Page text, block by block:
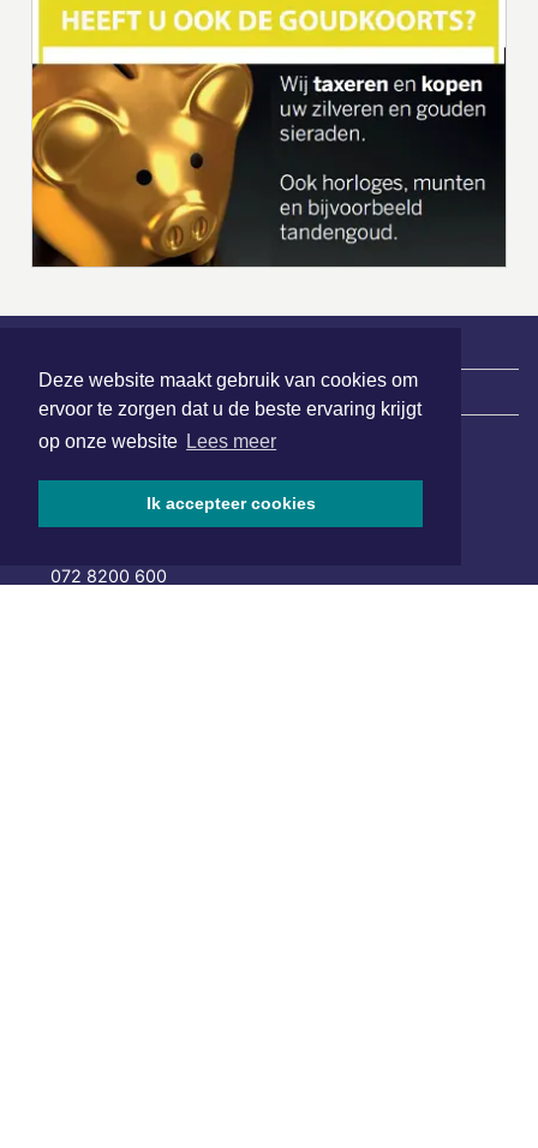
Deze website maakt gebruik van cookies om
ervoor te zorgen dat u de beste ervaring krijgt
op onze website Lees meer
Ik accepteer cookies
| Nieuws | Sport | Evenementen
Hoofdvestiging:
van Benthuizenlaan 1
1701 BZ Heerhugowaard
072 8200 600